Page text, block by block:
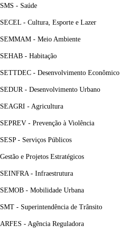
SMS - Saúde
SECEL - Cultura, Esporte e Lazer
SEMMAM - Meio Ambiente
SEHAB - Habitação
SETTDEC - Desenvolvimento Econômico
SEDUR - Desenvolvimento Urbano
SEAGRI - Agricultura
SEPREV - Prevenção à Violência
SESP - Serviços Públicos
Gestão e Projetos Estratégicos
SEINFRA - Infraestrutura
SEMOB - Mobilidade Urbana
SMT - Superintendência de Trânsito
ARFES - Agência Reguladora